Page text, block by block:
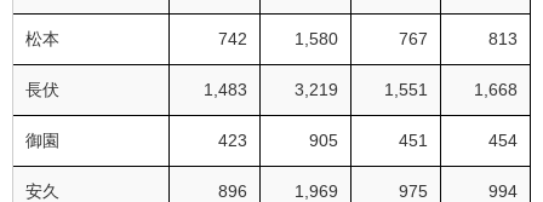
松本 742 1,580 767 813
長伏 1,483 3,219 1,551 1,668
御園 423 905 451 454
安久 896 1,969 975 994